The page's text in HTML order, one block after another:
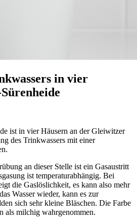
in vier
ist in vier Häusern an der Gleiwitzer
des Trinkwassers mit einer
an dieser Stelle ist ein Gasaustritt
ist temperaturabhängig. Bei
die Gaslöslichkeit, es kann also mehr
Wasser wieder, kann es zur
sich sehr kleine Bläschen. Die Farbe
als milchig wahrgenommen.